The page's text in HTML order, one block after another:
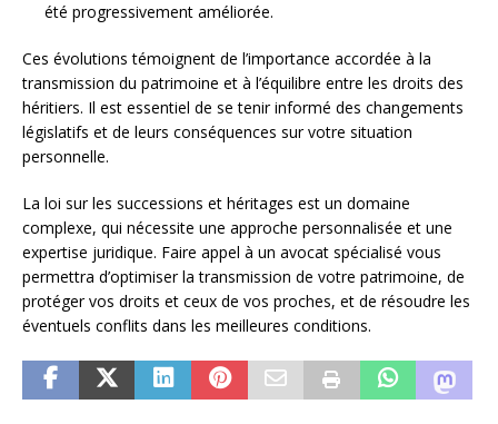
été progressivement améliorée.
Ces évolutions témoignent de l’importance accordée à la
transmission du patrimoine et à l’équilibre entre les droits des
héritiers. Il est essentiel de se tenir informé des changements
législatifs et de leurs conséquences sur votre situation
personnelle.
La loi sur les successions et héritages est un domaine
complexe, qui nécessite une approche personnalisée et une
expertise juridique. Faire appel à un avocat spécialisé vous
permettra d’optimiser la transmission de votre patrimoine, de
protéger vos droits et ceux de vos proches, et de résoudre les
éventuels conflits dans les meilleures conditions.